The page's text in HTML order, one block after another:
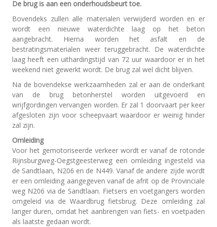
De brug is aan een onderhoudsbeurt toe.
Bovendeks zullen alle materialen verwijderd worden en er
wordt een nieuwe waterdichte laag op het beton
aangebracht. Hierna worden het asfalt en de
bestratingsmaterialen weer teruggebracht. De waterdichte
laag heeft een uithardingstijd van 72 uur waardoor er in het
weekend niet gewerkt wordt. De brug zal wel dicht blijven.
Na de bovendekse werkzaamheden zal er aan de onderkant
van de brug betonherstel worden uitgevoerd en
wrijfgordingen vervangen worden. Er zal 1 doorvaart per keer
afgesloten zijn voor scheepvaart waardoor er weinig hinder
zal zijn.
Omleiding
Voor het gemotoriseerde verkeer wordt er vanaf de rotonde
Rijnsburgweg-Oegstgeesterweg een omleiding ingesteld via
de Sandtlaan, N206 en de N449. Vanaf de andere zijde wordt
er een omleiding aangegeven vanaf de afrit op de Provinciale
weg N206 via de Sandtlaan. Fietsers en voetgangers worden
omgeleid via de Waardbrug fietsbrug. Deze omleiding zal
langer duren, omdat het aanbrengen van fiets- en voetpaden
als laatste gedaan wordt.